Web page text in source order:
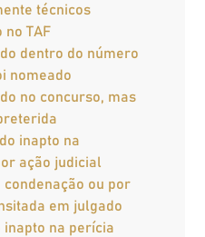
técnicos
no TAF
dentro do número
nomeado
no concurso, mas
inapto na
ação judicial
ou por
em julgado
inapto na perícia